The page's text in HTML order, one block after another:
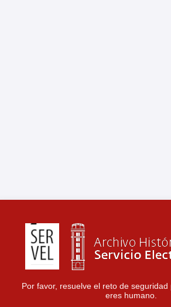
Por favor, resuelve el reto de
eres humano.